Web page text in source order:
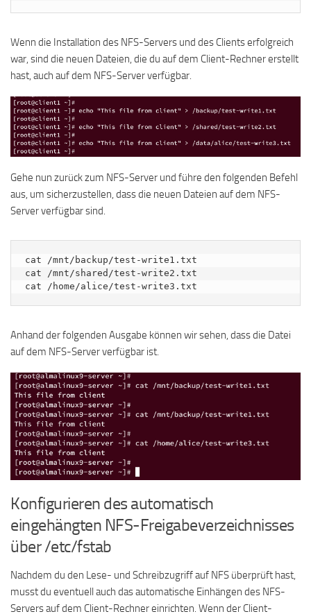
Wenn die Installation des NFS-Servers und des Clients erfolgreich
war, sind die neuen Dateien, die du auf dem Client-Rechner erstellt
hast, auch auf dem NFS-Server verfügbar.
Gehe nun zurück zum NFS-Server und führe den folgenden Befehl
aus, um sicherzustellen, dass die neuen Dateien auf dem NFS-
Server verfügbar sind.
cat /mnt/backup/test-write1.txt
cat /mnt/shared/test-write2.txt
cat /home/alice/test-write3.txt
Anhand der folgenden Ausgabe können wir sehen, dass die Datei
auf dem NFS-Server verfügbar ist.
Konfigurieren des automatisch
eingehängten NFS-Freigabeverzeichnisses
über /etc/fstab
Nachdem du den Lese- und Schreibzugriff auf NFS überprüft hast,
musst du eventuell auch das automatische Einhängen des NFS-
Servers auf dem Client-Rechner einrichten. Wenn der Client-